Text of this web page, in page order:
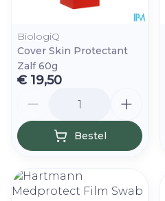
BiologiQ
Cover Skin Protectant
Zalf 60g
€ 19,50
Bestel